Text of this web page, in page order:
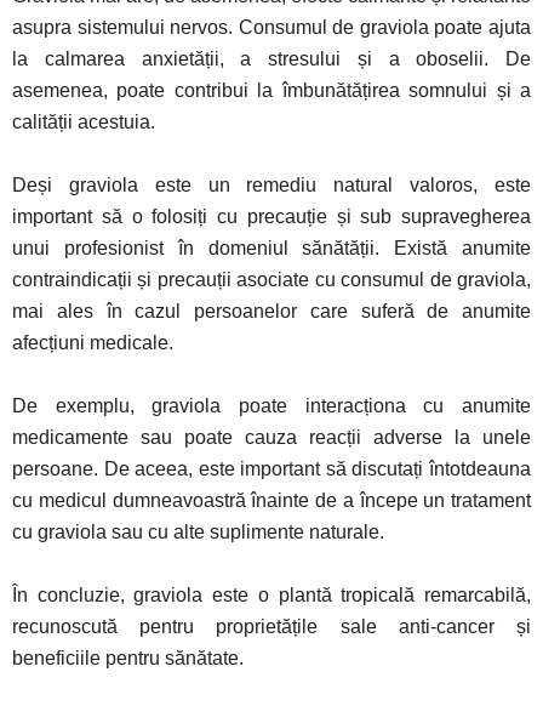
asupra sistemului nervos. Consumul de graviola poate ajuta
la calmarea anxietății, a stresului și a oboselii. De
asemenea, poate contribui la îmbunătățirea somnului și a
calității acestuia.
Deși graviola este un remediu natural valoros, este
important să o folosiți cu precauție și sub supravegherea
unui profesionist în domeniul sănătății. Există anumite
contraindicații și precauții asociate cu consumul de graviola,
mai ales în cazul persoanelor care suferă de anumite
afecțiuni medicale.
De exemplu, graviola poate interacționa cu anumite
medicamente sau poate cauza reacții adverse la unele
persoane. De aceea, este important să discutați întotdeauna
cu medicul dumneavoastră înainte de a începe un tratament
cu graviola sau cu alte suplimente naturale.
În concluzie, graviola este o plantă tropicală remarcabilă,
recunoscută pentru proprietățile sale anti-cancer și
beneficiile pentru sănătate.